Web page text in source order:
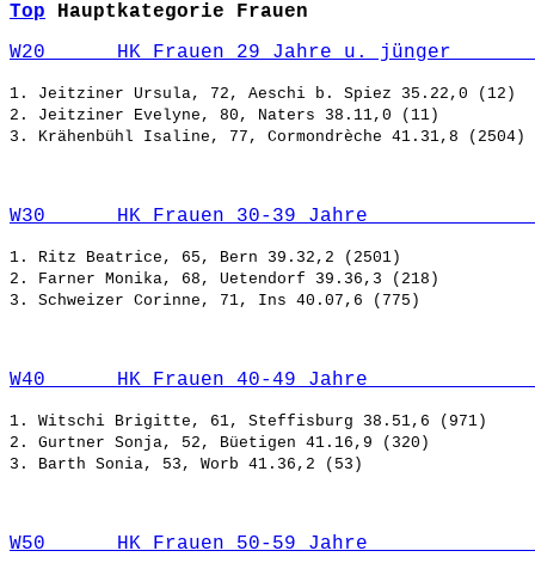
Top
Hauptkategorie Frauen
W20      HK Frauen 29 Jahre u. jünger
1. Jeitziner Ursula, 72, Aeschi b. Spiez 35.22,0 (12)
2. Jeitziner Evelyne, 80, Naters 38.11,0 (11)
W30      HK Frauen 30-39 Jahre
1. Ritz Beatrice, 65, Bern 39.32,2 (2501)
2. Farner Monika, 68, Uetendorf 39.36,3 (218)
W40      HK Frauen 40-49 Jahre
1. Witschi Brigitte, 61, Steffisburg 38.51,6 (971)
2. Gurtner Sonja, 52, Büetigen 41.16,9 (320)
W50      HK Frauen 50-59 Jahre